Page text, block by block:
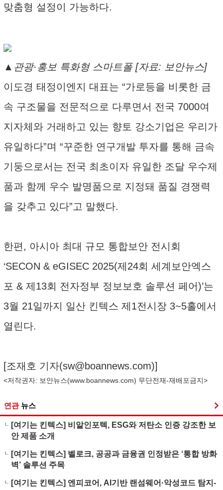
맞춤형 설정이 가능하다.
▲관광·홍보 특화형 스마트폴 [자료: 보안뉴스]
이도경 태정이엔지 대표는 “가로등을 비롯한 금
속 구조물을 전문적으로 다루면서 전국 7000여
지자체와 거래하고 있는 향토 강소기업은 우리가
유일하다”며 “꾸준한 연구개발 투자를 통해 금속
기둥으로서는 전국 최초이자 유일한 조달 우수제
품과 함께 우수 발명품으로 지정돼 품질 경쟁력
을 갖추고 있다”고 말했다.
한편, 아시아 최대 규모 통합보안 전시회
‘SECON & eGISEC 2025(제24회 세계보안엑스
포 & 제13회 전자정부 정보보호 솔루션 페어)’는
3월 21일까지 일산 킨텍스 제1전시장 3~5홀에서
열린다.
[조재호 기자(sw@boannews.com)]
<저작권자: 보안뉴스(www.boannews.com) 무단전재-재배포금지>
연관 뉴스
[여기는 킨텍스] 비알인포텍, ESG와 저탄소 인증 강조한 보
안 제품 소개
[여기는 킨텍스] 벨로크, 공공과 금융권 인정받은 ‘통합 방화
벽’ 솔루션 주목
[여기는 킨텍스] 엔피코어, AI기반 랜섬웨어·악성코드 탐지-